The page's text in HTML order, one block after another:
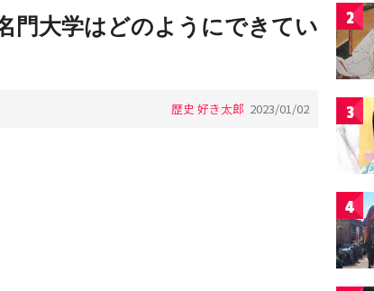
門大学はどのようにできてい
歴史 好き太郎 2023/01/02
2
3
4